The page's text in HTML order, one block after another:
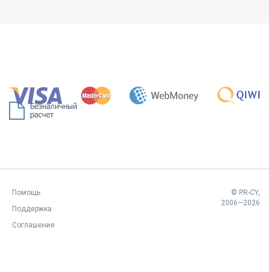
Помощь
Поддержка
Соглашение
© PR-CY,
2006—2026